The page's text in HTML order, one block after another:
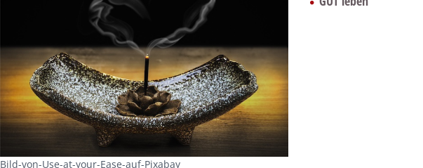
Bild-von-Use-at-your-Ease-auf-Pixabay